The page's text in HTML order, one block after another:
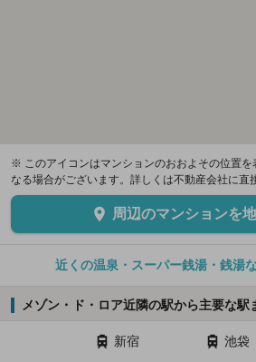
※ このアイコンはマンションのおおよその位置
なる場合がございます。詳しくは不動産会社に直
周辺のマンションを
近くの温泉・スーパー銭湯・銭湯
メゾン・ド・ロア近隣の駅から主要な駅
新宿 池袋